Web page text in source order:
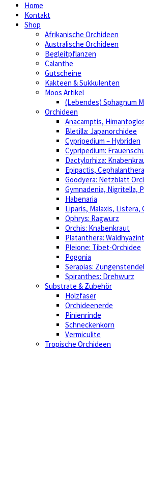
Home
Kontakt
Shop
Afrikanische Orchideen
Australische Orchideen
Begleitpflanzen
Calanthe
Gutscheine
Kakteen & Sukkulenten
Moos Artikel
(Lebendes) Sphagnum
Orchideen
Anacamptis,
Bletilla: Japanorchidee
Cypripedium – Hybriden
Cypripedium:
Dactylorhiza:
Epipactis, Cephalanthera
Goodyera: Netzblatt
Gymnadenia, Nigritella,
Habenaria
Liparis, Malaxis,
Ophrys: Ragwurz
Orchis: Knabenkraut
Platanthera:
Pleione: Tibet-Orchidee
Pogonia
Serapias: Zungenstendel
Spiranthes: Drehwurz
Substrate & Zubehör
Holzfaser
Orchideenerde
Pinienrinde
Schneckenkorn
Vermiculite
Tropische Orchideen